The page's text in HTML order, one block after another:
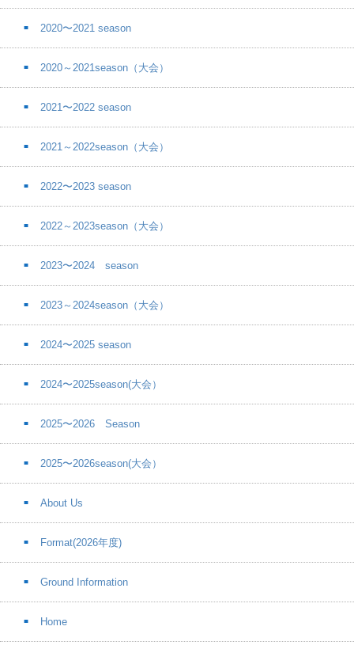
2020〜2021 season
2020～2021season（大会）
2021〜2022 season
2021～2022season（大会）
2022〜2023 season
2022～2023season（大会）
2023〜2024 season
2023～2024season（大会）
2024〜2025 season
2024〜2025season(大会）
2025〜2026 Season
2025〜2026season(大会）
About Us
Format(2026年度)
Ground Information
Home